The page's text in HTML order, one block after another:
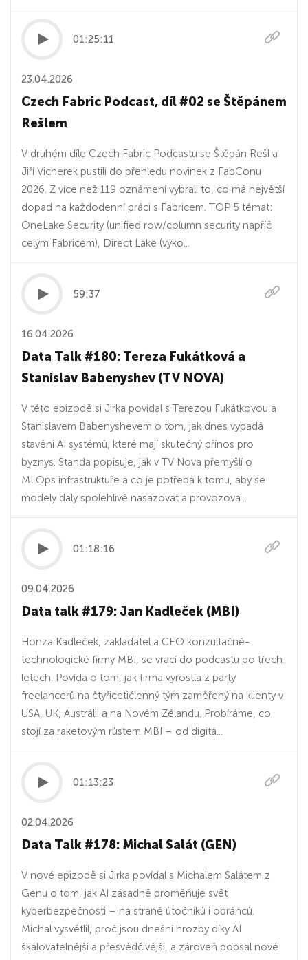
01:25:11
23.04.2026
Czech Fabric Podcast, díl #02 se Štěpánem
Rešlem
V druhém díle Czech Fabric Podcastu se Štěpán Rešl a
Jiří Vicherek pustili do přehledu novinek z FabConu
2026. Z více než 119 oznámení vybrali to, co má největší
dopad na každodenní práci s Fabricem. TOP 5 témat:
OneLake Security (unified row/column security napříč
celým Fabricem), Direct Lake (výko...
59:37
16.04.2026
Data Talk #180: Tereza Fukátková a
Stanislav Babenyshev (TV NOVA)
V této epizodě si Jirka povídal s Terezou Fukátkovou a
Stanislavem Babenyshevem o tom, jak dnes vypadá
stavění AI systémů, které mají skutečný přínos pro
byznys. Standa popisuje, jak v TV Nova přemýšlí o
MLOps infrastruktuře a co je potřeba k tomu, aby se
modely daly spolehlivě nasazovat a provozova...
01:18:16
09.04.2026
Data talk #179: Jan Kadleček (MBI)
Honza Kadleček, zakladatel a CEO konzultačně-
technologické firmy MBI, se vrací do podcastu po třech
letech. Povídá o tom, jak firma vyrostla z party
freelancerů na čtyřicetičlenný tým zaměřený na klienty v
USA, UK, Austrálii a na Novém Zélandu. Probíráme, co
stojí za raketovým růstem MBI – od digitá...
01:13:23
02.04.2026
Data Talk #178: Michal Salát (GEN)
V nové epizodě si Jirka povídal s Michalem Salátem z
Genu o tom, jak AI zásadně proměňuje svět
kyberbezpečnosti – na straně útočníků i obránců.
Michal vysvětlil, proč jsou dnešní hrozby díky AI
škálovatelnější a přesvědčivější, a zároveň popsal nové